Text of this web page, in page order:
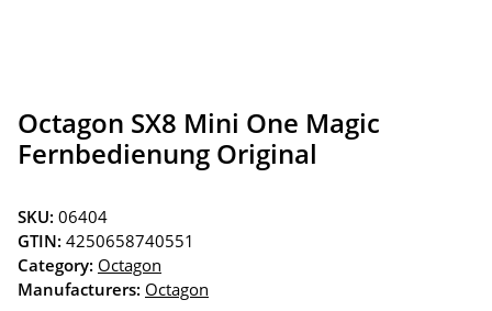
Octagon SX8 Mini One Magic
Fernbedienung Original
SKU: 06404
GTIN: 4250658740551
Category: Octagon
Manufacturers: Octagon